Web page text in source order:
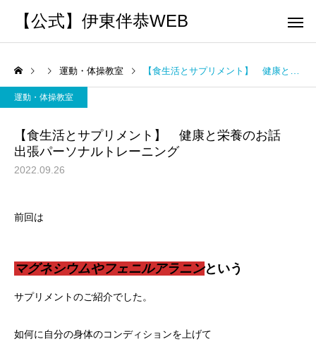
【公式】伊東伴恭WEB
で答えます
解説
運動・体操教室 【食生活とサプリメント】 健康と栄養のお話 出張パーソナルトレーニング
運動・体操教室
【食生活とサプリメント】 健康と栄養のお話
出張パーソナルトレーニング
2022.09.26
前回は
マグネシウムやフェニルアラニンという
サプリメントのご紹介でした。
如何に自分の身体のコンディションを上げて